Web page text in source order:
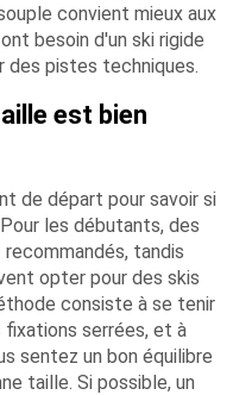
convient mieux aux
besoin d'un ski rigide
des pistes techniques.
est bien
de départ pour savoir si
les débutants, des
tandis
opter pour des skis
consiste à se tenir
serrées, et à
sentez un bon équilibre
taille. Si possible, un